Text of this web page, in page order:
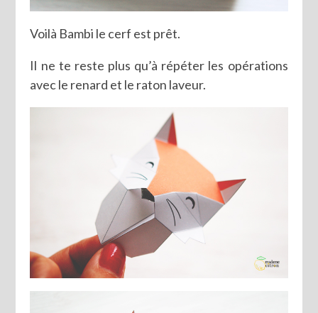
Voilà Bambi le cerf est prêt.
Il ne te reste plus qu’à répéter les opérations
avec le renard et le raton laveur.